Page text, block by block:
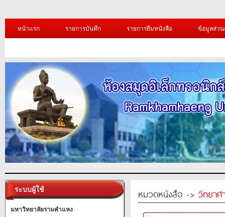
หน้าแรก รายการบันทึก รายการยืมหนังสือ ข้อมูลส่ว
ระบบผู้ใช้
มหาวิทยาลัยรามคำแหง
หมวดหนังสือ -> วิทยาศ